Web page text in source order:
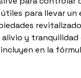
para llevar
y
en la